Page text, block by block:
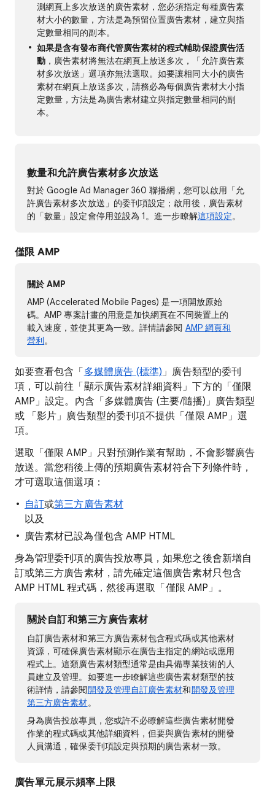
測網頁上多次放送的廣告素材，您必須指定每種廣告素
材大小的數量，方法是為預留位置廣告素材，建立與指
定數量相同的副本。
如果是含有發布商代管廣告素材的程式輔助保證廣告活
動 ，廣告素材將無法在網頁上放送多次，「允許廣告素
材多次放送」選項亦無法選取。如要讓相同大小的廣告
素材在網頁上放送多次，請務必為每個廣告素材大小指
定數量，方法是為廣告素材建立與指定數量相同的副
本。
數量和允許廣告素材多次放送
對於 Google Ad Manager 360 聯播網，您可以啟用「允
許廣告素材多次放送」的委刊項設定；啟用後，廣告素材
的「數量」設定會停用並設為 1。進一步瞭解這項設定。
僅限 AMP
關於 AMP
AMP (Accelerated Mobile Pages) 是一項開放原始
碼。AMP 專案計畫的用意是加快網頁在不同裝置上的
載入速度，並使其更為一致。詳情請參閱 AMP 網頁和
營利。
如要查看包含「 多媒體廣告 (標準)」廣告類型的委刊
項，可以前往「顯示廣告素材詳細資料」下方的「僅限
AMP」設定。內含「多媒體廣告 (主要/隨播)」廣告類型
或 「影片」廣告類型的委刊項不提供「僅限 AMP」選
項。
選取「僅限 AMP」只對預測作業有幫助，不會影響廣告
放送。當您稍後上傳的預期廣告素材符合下列條件時，
才可選取這個選項：
自訂或第三方廣告素材
以及
廣告素材已設為僅包含 AMP HTML
身為管理委刊項的廣告投放專員，如果您之後會新增自
訂或第三方廣告素材，請先確定這個廣告素材只包含
AMP HTML 程式碼，然後再選取「僅限 AMP」。
關於自訂和第三方廣告素材
自訂廣告素材和第三方廣告素材包含程式碼或其他素材
資源，可確保廣告素材顯示在廣告主指定的網站或應用
程式上。這類廣告素材類型通常是由具備專業技術的人
員建立及管理。如要進一步瞭解這些廣告素材類型的技
術詳情，請參閱開發及管理自訂廣告素材和開發及管理
第三方廣告素材。
身為廣告投放專員，您或許不必瞭解這些廣告素材開發
作業的程式碼或其他詳細資料，但要與廣告素材的開發
人員溝通，確保委刊項設定與預期的廣告素材一致。
廣告單元展示頻率上限